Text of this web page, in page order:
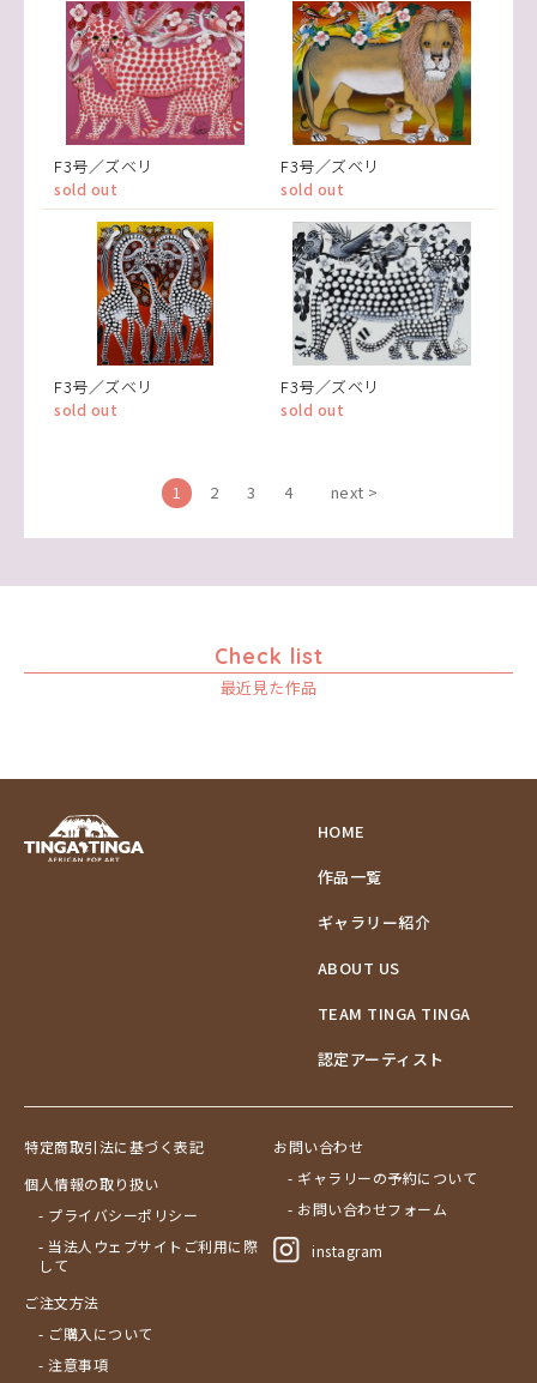
F3号／ズベリ
sold out
F3号／ズベリ
sold out
F3号／ズベリ
sold out
F3号／ズベリ
sold out
1 2 3 4 next >
Check list
最近見た作品
HOME
作品一覧
ギャラリー紹介
ABOUT US
TEAM TINGA TINGA
認定アーティスト
特定商取引法に基づく表記
個人情報の取り扱い
- プライバシーポリシー
- 当法人ウェブサイトご利用に際
して
ご注文方法
- ご購入について
- 注意事項
お問い合わせ
- ギャラリーの予約について
- お問い合わせフォーム
instagram